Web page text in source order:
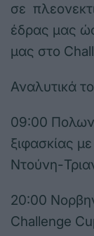
σε
έδρας μας
μας στο
Αναλυτικά
09:00
ξιφασκίας
Ντούνη-
20:00
Challenge